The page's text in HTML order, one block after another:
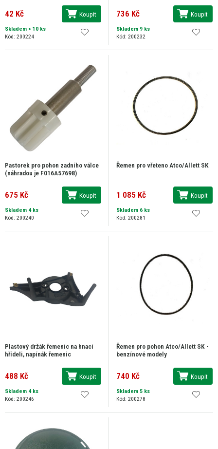
42 Kč Koupit
Skladem > 10 ks
Kód: 200224
736 Kč Koupit
Skladem 9 ks
Kód: 200232
Pastorek pro pohon zadního válce
(náhradou je F016A57698)
675 Kč Koupit
Skladem 4 ks
Kód: 200240
Řemen pro vřeteno Atco/Allett SK
1 085 Kč Koupit
Skladem 6 ks
Kód: 200281
Plastový držák řemenic na hnací
hřídeli, napínák řemenic
488 Kč Koupit
Skladem 4 ks
Kód: 200246
Řemen pro pohon Atco/Allett SK -
benzínové modely
740 Kč Koupit
Skladem 5 ks
Kód: 200278